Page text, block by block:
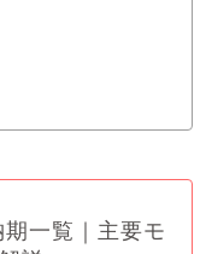
期一覧｜主要モ